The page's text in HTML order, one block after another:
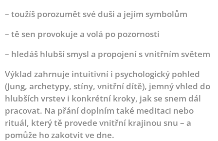
– toužíš porozumět své duši a jejím symbolům
– tě sen provokuje a volá po pozornosti
– hledáš hlubší smysl a propojení s vnitřním světem
Výklad zahrnuje intuitivní i psychologický pohled
(Jung, archetypy, stíny, vnitřní dítě), jemný vhled do
hlubších vrstev i konkrétní kroky, jak se snem dál
pracovat. Na přání doplním také meditaci nebo
rituál, který tě provede vnitřní krajinou snu – a
pomůže ho zakotvit ve dne.